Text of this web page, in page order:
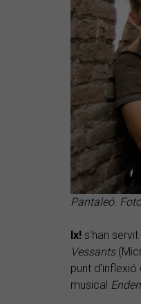
Pantaleó.
Ix! s'han
Vessants
punt d'inflexió
musical